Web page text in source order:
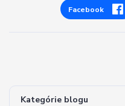
Kategórie blogu
Facebook